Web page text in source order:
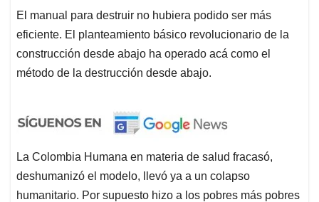
El manual para destruir no hubiera podido ser más
eficiente. El planteamiento básico revolucionario de la
construcción desde abajo ha operado acá como el
método de la destrucción desde abajo.
La Colombia Humana en materia de salud fracasó,
deshumanizó el modelo, llevó ya a un colapso
humanitario. Por supuesto hizo a los pobres más pobres